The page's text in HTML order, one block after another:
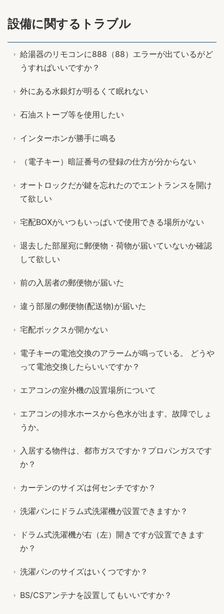
設備に関するトラブル
給湯器のリモコンに888（88）エラーが出ているがど
うすればいいですか？
外にある水銀灯が明るくて眠れない
石油ストーブ等を使用したい
インターホンが勝手に鳴る
（電子キー）暗証番号の登録の仕方が分からない
オートロックだが鍵を忘れたのでエントランスを開け
て欲しい
宅配BOXがいつもいっぱいで使用できる場所がない
退去した部屋宛に郵便物・荷物が届いていないか確認
して欲しい
前の入居者の郵便物が届いた
違う部屋の郵便物(配送物)が届いた
宅配ボックスが開かない
電子キーの電池交換のアラームが鳴っている。 どうや
って電池交換したらいいですか？
エアコンの室外機の設置場所について
エアコンの排水ホースから色水が出ます。故障でしょ
うか。
入居する物件は、都市ガスですか？プロパンガスです
か？
カーテンのサイズは何センチですか？
洗濯パンにドラム式洗濯機が設置できますか？
ドラム式洗濯機が右（左）開きですが設置できます
か？
洗濯パンのサイズはいくつですか？
BS/CSアンテナを設置してもいいですか？